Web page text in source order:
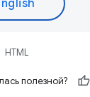
HTML
полезной?